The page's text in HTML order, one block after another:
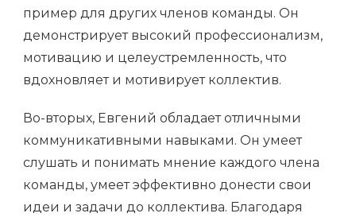
пример для других членов команды. Он
демонстрирует высокий профессионализм,
мотивацию и целеустремленность, что
вдохновляет и мотивирует коллектив.
Во-вторых, Евгений обладает отличными
коммуникативными навыками. Он умеет
слушать и понимать мнение каждого члена
команды, умеет эффективно донести свои
идеи и задачи до коллектива. Благодаря